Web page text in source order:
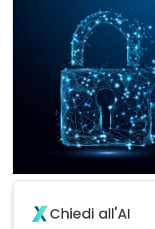
Chiedi all'AI